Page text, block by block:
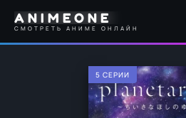
ANIMEONE
СМОТРЕТЬ АНИМЕ ОНЛАЙН
5 СЕРИИ